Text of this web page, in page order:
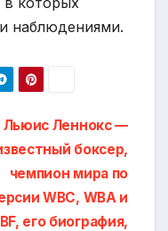
наблюдениями.
Льюис Леннокс —
боксер,
чемпион мира по
WBC, WBA и
его биография,